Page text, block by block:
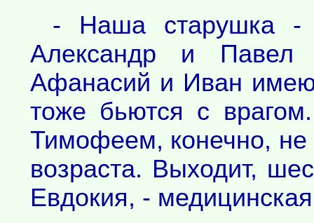
- Наша старушка -
Александр и
Афанасий и Иван
тоже бьются с
Тимофеем, конечно, не
возраста. Выходит,
Евдокия, -